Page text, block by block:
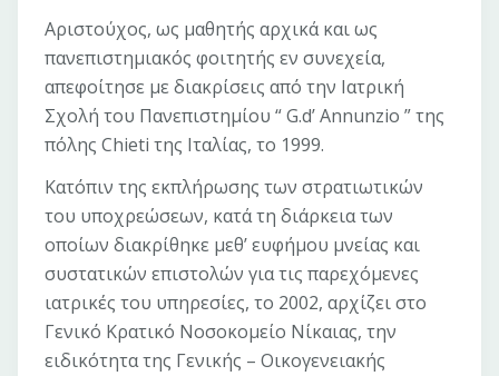
Αριστούχος, ως μαθητής αρχικά και ως
πανεπιστημιακός φοιτητής εν συνεχεία,
απεφοίτησε με διακρίσεις από την Ιατρική
Σχολή του Πανεπιστημίου “ G.d’ Annunzio ” της
πόλης Chieti της Ιταλίας, το 1999.
Κατόπιν της εκπλήρωσης των στρατιωτικών
του υποχρεώσεων, κατά τη διάρκεια των
οποίων διακρίθηκε μεθ’ ευφήμου μνείας και
συστατικών επιστολών για τις παρεχόμενες
ιατρικές του υπηρεσίες, το 2002, αρχίζει στο
Γενικό Κρατικό Νοσοκομείο Νίκαιας, την
ειδικότητα της Γενικής – Οικογενειακής